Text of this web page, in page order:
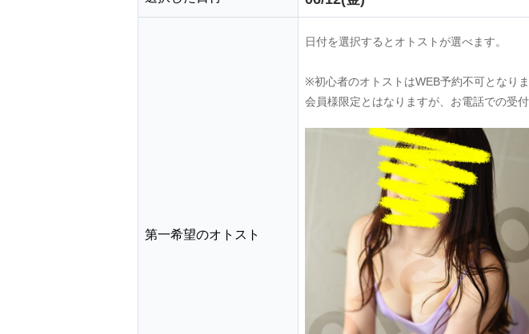
第一希望のオトスト
日付を選択するとオトストが選べます。
※初心者のオトストはWEB予約不可となりま
会員様限定とはなりますが、お電話での受